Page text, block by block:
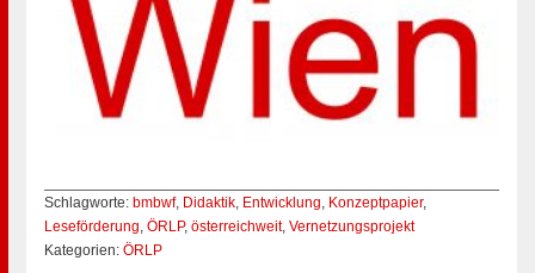
Schlagworte: bmbwf, Didaktik, Entwicklung, Konzeptpapier,
Leseförderung, ÖRLP, österreichweit, Vernetzungsprojekt
Kategorien: ÖRLP